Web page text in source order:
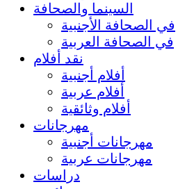
السينما والصحافة
في الصحافة الأجنبية
في الصحافة العربية
نقد أفلام
أفلام أجنبية
أفلام عربية
أفلام وثائقية
مهرجانات
مهرجانات أجنبية
مهرجانات عربية
دراسات